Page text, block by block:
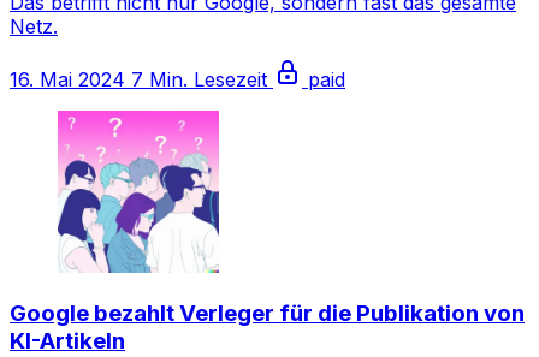
Netz.
16. Mai 2024 7 Min. Lesezeit paid
Google bezahlt Verleger für die Publikation von
KI-Artikeln